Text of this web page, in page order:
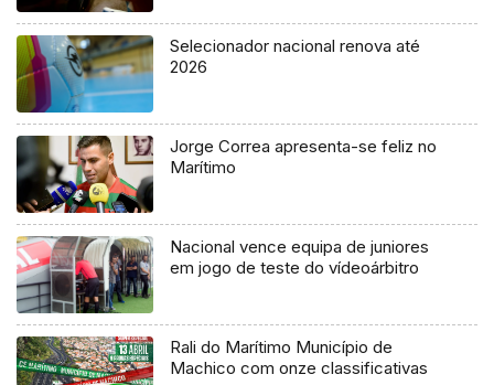
Selecionador nacional renova até
2026
Jorge Correa apresenta-se feliz no
Marítimo
Nacional vence equipa de juniores
em jogo de teste do vídeoárbitro
Rali do Marítimo Município de
Machico com onze classificativas